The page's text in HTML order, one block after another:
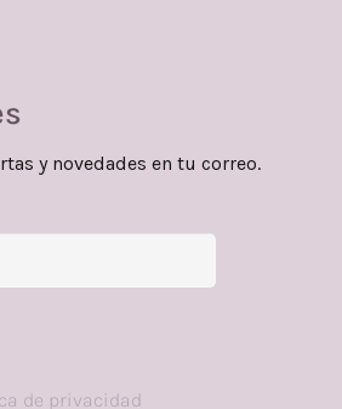
y novedades en tu correo.
de privacidad